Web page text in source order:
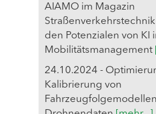
AIAMO im Magazin
den Potenzialen von KI
Mobilitätsmanagement
24.10.2024 -
Kalibrierung von